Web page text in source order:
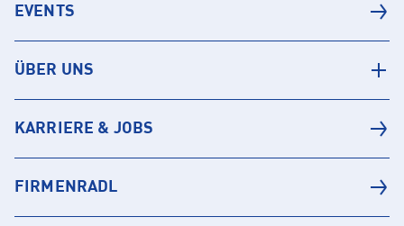
EVENTS
ÜBER UNS
KARRIERE & JOBS
FIRMENRADL